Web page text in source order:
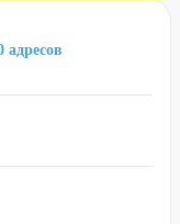
адресов